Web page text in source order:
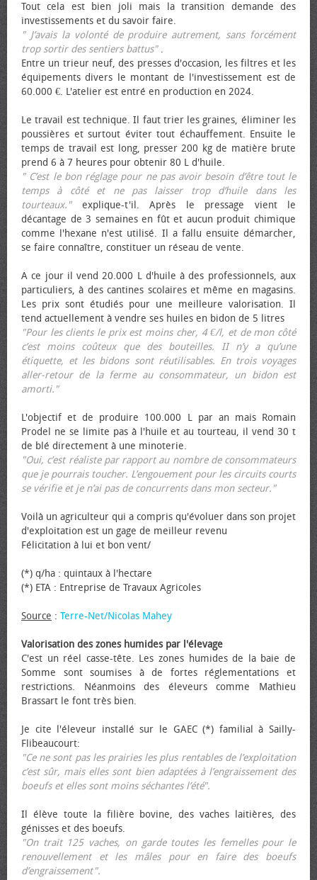
Tout cela est bien joli mais la transition demande des
investissements et du savoir faire.
" J’avais la volonté de produire autrement, sans forcément
trop sortir des sentiers battus".
Entre un trieur neuf, des presses d'occasion, les filtres et les
équipements divers le montant de l'investissement est de
60.000 €. L'atelier est entré en production en 2024.
Le travail est technique. Il faut trier les graines, éliminer les
poussières et surtout éviter tout échauffement. Ensuite le
temps de travail est long, presser 200 kg de matière brute
prend 6 à 7 heures pour obtenir 80 L d'huile.
" C’est le bon réglage pour ne pas avoir besoin d’être tout le
temps à côté et ne pas laisser trop d’huile dans les
tourteaux."explique-t'il. Après le pressage vient le
décantage de 3 semaines en fût et aucun produit chimique
comme l'hexane n'est utilisé. Il a fallu ensuite démarcher,
se faire connaître, constituer un réseau de vente.
A ce jour il vend 20.000 L d'huile à des professionnels, aux
particuliers, à des cantines scolaires et même en magasins.
Les prix sont étudiés pour une meilleure valorisation. Il
tend actuellement à vendre ses huiles en bidon de 5 litres
"Pour les clients le prix est moins cher, 4 €/l, et de mon côté
c’est moins coûteux que des bouteilles. II n’y a qu’une
étiquette, et les bidons sont réutilisables. En trois voyages
aller-retour de la ferme au consommateur, un bidon est
amorti."
L'objectif et de produire 100.000 L par an mais Romain
Prodel ne se limite pas à l'huile et au tourteau, il vend 30 t
de blé directement à une minoterie.
"Oui, c’est réaliste par rapport au nombre de consommateurs
que je pourrais toucher. L’engouement pour les circuits courts
se vérifie et je n’ai pas de concurrents dans mon secteur."
Voilà un agriculteur qui a compris qu'évoluer dans son projet
d'exploitation est un gage de meilleur revenu
Félicitation à lui et bon vent/
(*) q/ha : quintaux à l'hectare
(*) ETA : Entreprise de Travaux Agricoles
Source : Terre-Net/Nicolas Mahey
Valorisation des zones humides par l'élevage
C'est un réel casse-tête. Les zones humides de la baie de
Somme sont soumises à de fortes réglementations et
restrictions. Néanmoins des éleveurs comme Mathieu
Brassart le font très bien.
Je cite l'éleveur installé sur le GAEC (*) familial à Sailly-
Flibeaucourt:
"Ce ne sont pas les prairies les plus rentables de l’exploitation
c’est sûr, mais elles sont bien adaptées à l’engraissement des
bœufs et elles sont moins séchantes l’été".
Il élève toute la filière bovine, des vaches laitières, des
génisses et des bœufs.
"On trait 125 vaches, on garde toutes les femelles pour le
renouvellement et les mâles pour en faire des bœufs
d’engraissement".